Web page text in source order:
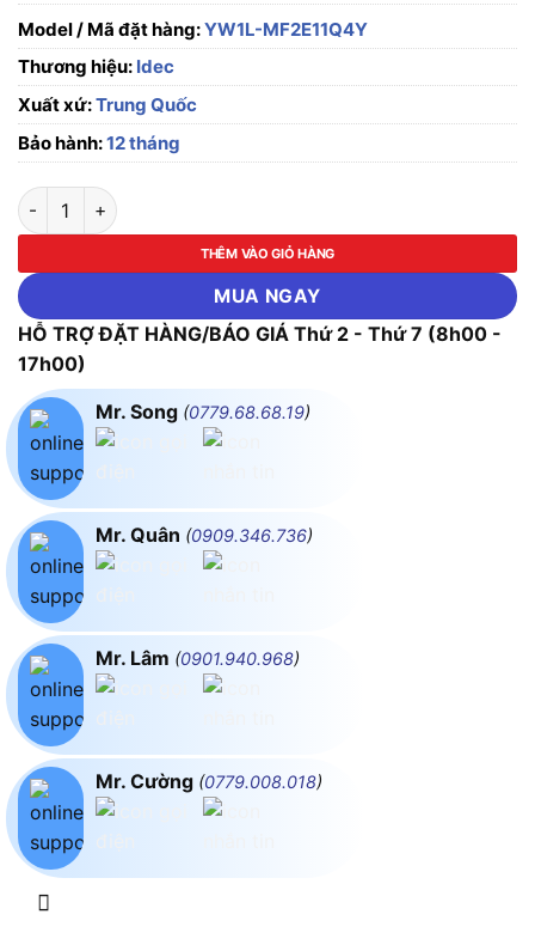
Model / Mã đặt hàng:YW1L-MF2E11Q4Y
Thương hiệu: Idec
Xuất xứ:Trung Quốc
Bảo hành:12 tháng
Nút nhấn nhả phi 22, có đèn, 24V AC/DC Idec YW1L-
THÊM VÀO GIỎ HÀNG
MUA NGAY
HỖ TRỢ ĐẶT HÀNG/BÁO GIÁ Thứ 2 - Thứ 7 (8h00 -
17h00)
Mr. Song (0779.68.68.19)
Mr. Quân (0909.346.736)
Mr. Lâm (0901.940.968)
Mr. Cường (0779.008.018)